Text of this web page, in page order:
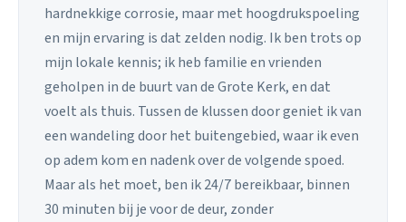
hardnekkige corrosie, maar met hoogdrukspoeling
en mijn ervaring is dat zelden nodig. Ik ben trots op
mijn lokale kennis; ik heb familie en vrienden
geholpen in de buurt van de Grote Kerk, en dat
voelt als thuis. Tussen de klussen door geniet ik van
een wandeling door het buitengebied, waar ik even
op adem kom en nadenk over de volgende spoed.
Maar als het moet, ben ik 24/7 bereikbaar, binnen
30 minuten bij je voor de deur, zonder